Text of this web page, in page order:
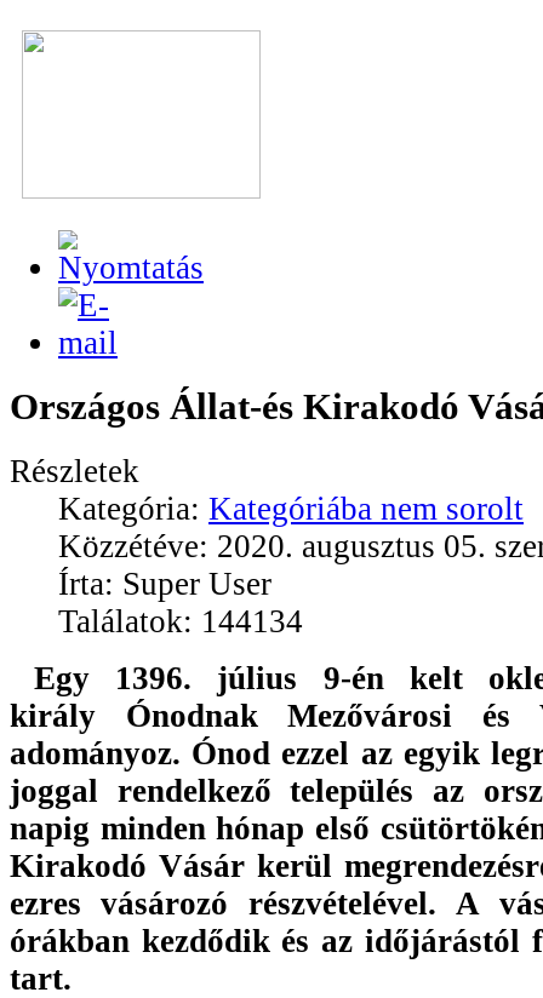
Országos Állat-és Kirakodó
Részletek
Kategória: Kategóriába nem sorolt
Közzétéve: 2020. augusztus 05.
Írta: Super User
Találatok: 144134
Egy 1396. július 9-én kelt
király Ónodnak Mezővárosi és
adományoz. Ónod ezzel az egyik
joggal rendelkező település az
napig minden hónap első
Kirakodó Vásár kerül
ezres vásározó részvételével. A
órákban kezdődik és az időjárástól
tart.